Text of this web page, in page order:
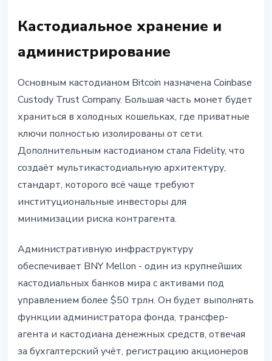
Кастодиальное хранение и
администрирование
Основным кастодианом Bitcoin назначена Coinbase
Custody Trust Company. Большая часть монет будет
храниться в холодных кошельках, где приватные
ключи полностью изолированы от сети.
Дополнительным кастодианом стала Fidelity, что
создаёт мультикастодиальную архитектуру,
стандарт, которого всё чаще требуют
институциональные инвесторы для
минимизации риска контрагента.
Административную инфраструктуру
обеспечивает BNY Mellon - один из крупнейших
кастодиальных банков мира с активами под
управлением более $50 трлн. Он будет выполнять
функции администратора фонда, трансфер-
агента и кастодиана денежных средств, отвечая
за бухгалтерский учёт, регистрацию акционеров